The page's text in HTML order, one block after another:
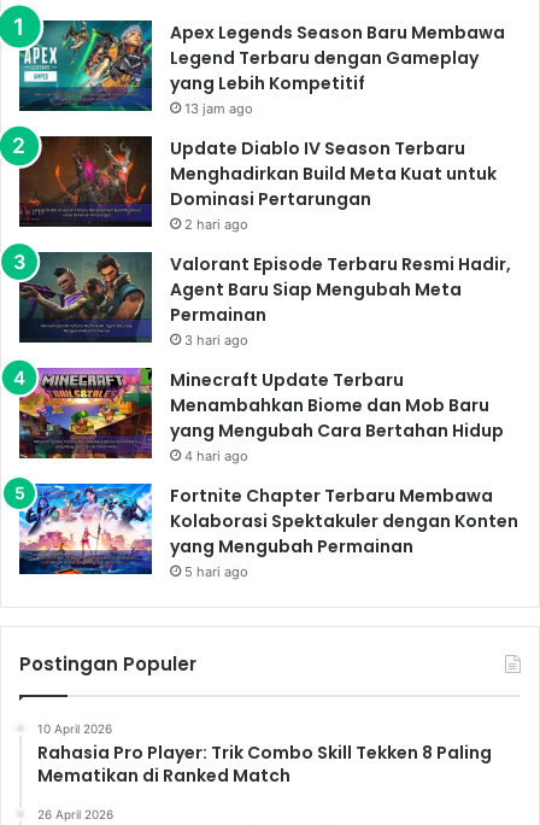
Apex Legends Season Baru Membawa
Legend Terbaru dengan Gameplay
yang Lebih Kompetitif
13 jam ago
Update Diablo IV Season Terbaru
Menghadirkan Build Meta Kuat untuk
Dominasi Pertarungan
2 hari ago
Valorant Episode Terbaru Resmi Hadir,
Agent Baru Siap Mengubah Meta
Permainan
3 hari ago
Minecraft Update Terbaru
Menambahkan Biome dan Mob Baru
yang Mengubah Cara Bertahan Hidup
4 hari ago
Fortnite Chapter Terbaru Membawa
Kolaborasi Spektakuler dengan Konten
yang Mengubah Permainan
5 hari ago
Postingan Populer
10 April 2026
Rahasia Pro Player: Trik Combo Skill Tekken 8 Paling
Mematikan di Ranked Match
26 April 2026